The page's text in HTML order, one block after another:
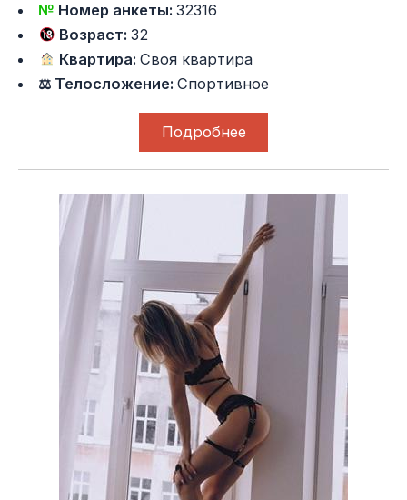
№ Номер анкеты:32316
Возраст:32
Квартира:Своя квартира
⚖ Телосложение:Спортивное
Подробнее